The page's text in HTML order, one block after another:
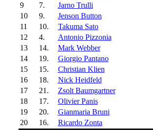
9
7. Jarno Trulli
10
9. Jenson Button
11
10. Takuma Sato
12
4. Antonio Pizzonia
13
14. Mark Webber
14
19. Giorgio Pantano
15
15. Christian Klien
16
18. Nick Heidfeld
17
21. Zsolt Baumgartner
18
17. Olivier Panis
19
20. Gianmaria Bruni
20
16. Ricardo Zonta